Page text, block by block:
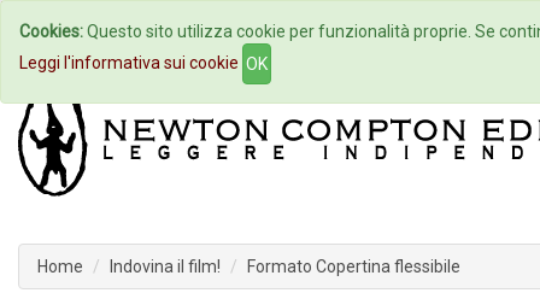
Home Autori Eventi
Home Indovina il film! Formato Copertina flessibile
Cookies:Questo sito utilizza cookie per funzionalità proprie. Se
Leggi l'informativa sui cookie OK